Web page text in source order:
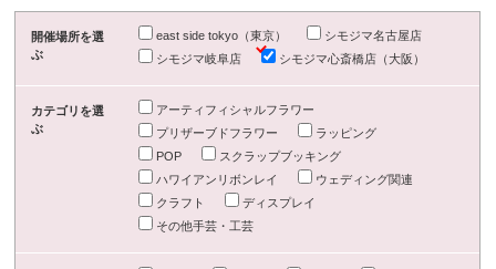
開催場所を選
ぶ
east side tokyo（東京）
シモジマ名古屋店
シモジマ岐阜店
シモジマ心斎橋店（大阪）
カテゴリを選
ぶ
アーティフィシャルフラワー
プリザーブドフラワー
ラッピング
POP
スクラップブッキング
ハワイアンリボンレイ
ウェディング関連
クラフト
ディスプレイ
その他手芸・工芸